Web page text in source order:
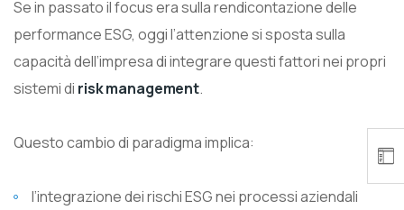
Se in passato il focus era sulla rendicontazione delle
performance ESG, oggi l’attenzione si sposta sulla
capacità dell’impresa di integrare questi fattori nei propri
sistemi di risk management.
Questo cambio di paradigma implica:
l’integrazione dei rischi ESG nei processi aziendali